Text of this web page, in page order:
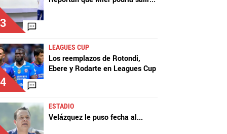
3
4
LEAGUES CUP
Los reemplazos de Rotondi,
Ebere y Rodarte en Leagues Cup
ESTADIO
Velázquez le puso fecha al...